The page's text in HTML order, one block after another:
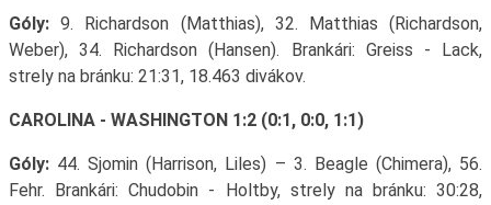
Góly:9. Richardson (Matthias), 32. Matthias (Richardson,
Weber), 34. Richardson (Hansen). Brankári: Greiss - Lack,
strely na bránku: 21:31, 18.463 divákov.
CAROLINA - WASHINGTON 1:2 (0:1, 0:0, 1:1)
Góly:44. Sjomin (Harrison, Liles) – 3. Beagle (Chimera), 56.
Fehr. Brankári: Chudobin - Holtby, strely na bránku: 30:28,